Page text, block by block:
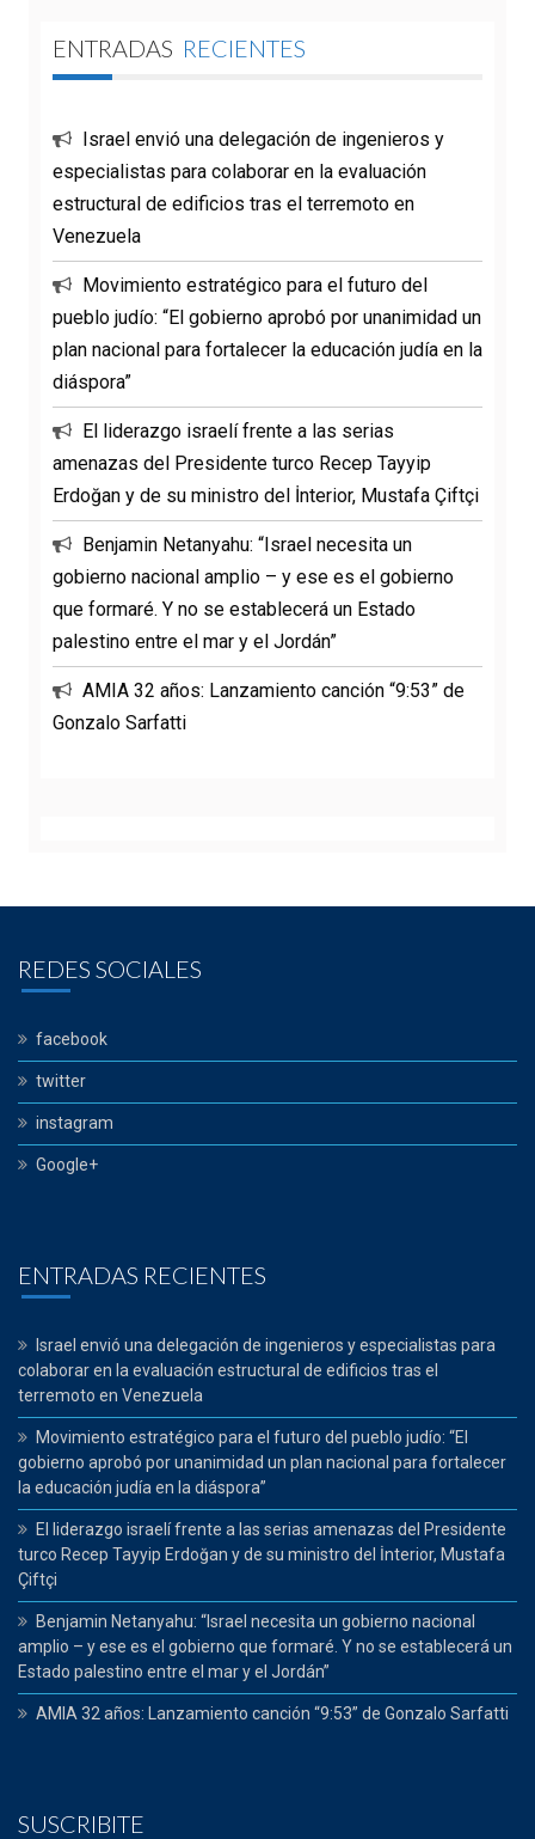
ENTRADAS RECIENTES
Israel envió una delegación de ingenieros y
especialistas para colaborar en la evaluación
estructural de edificios tras el terremoto en
Venezuela
Movimiento estratégico para el futuro del
pueblo judío: “El gobierno aprobó por unanimidad un
plan nacional para fortalecer la educación judía en la
diáspora”
El liderazgo israelí frente a las serias
amenazas del Presidente turco Recep Tayyip
Erdoğan y de su ministro del İnterior, Mustafa Çiftçi
Benjamin Netanyahu: “Israel necesita un
gobierno nacional amplio – y ese es el gobierno
que formaré. Y no se establecerá un Estado
palestino entre el mar y el Jordán”
AMIA 32 años: Lanzamiento canción “9:53” de
Gonzalo Sarfatti
REDES SOCIALES
facebook
twitter
instagram
Google+
ENTRADAS RECIENTES
Israel envió una delegación de ingenieros y especialistas para
colaborar en la evaluación estructural de edificios tras el
terremoto en Venezuela
Movimiento estratégico para el futuro del pueblo judío: “El
gobierno aprobó por unanimidad un plan nacional para fortalecer
la educación judía en la diáspora”
El liderazgo israelí frente a las serias amenazas del Presidente
turco Recep Tayyip Erdoğan y de su ministro del İnterior, Mustafa
Çiftçi
Benjamin Netanyahu: “Israel necesita un gobierno nacional
amplio – y ese es el gobierno que formaré. Y no se establecerá un
Estado palestino entre el mar y el Jordán”
AMIA 32 años: Lanzamiento canción “9:53” de Gonzalo Sarfatti
SUSCRIBITE